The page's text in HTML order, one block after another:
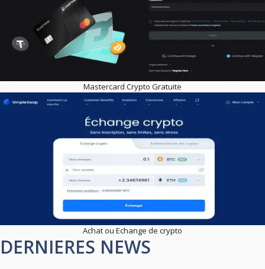
Mastercard Crypto Gratuite
Achat ou Echange de crypto
DERNIERES NEWS